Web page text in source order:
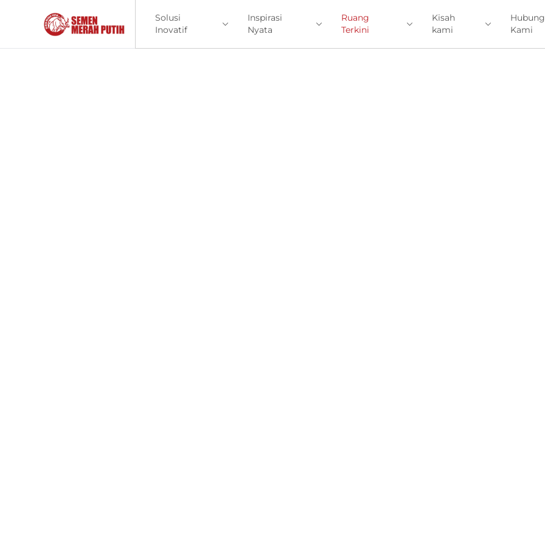
Solusi
Inovatif
Inspirasi
Nyata
Ruang
Terkini
Kisah
kami
Kami